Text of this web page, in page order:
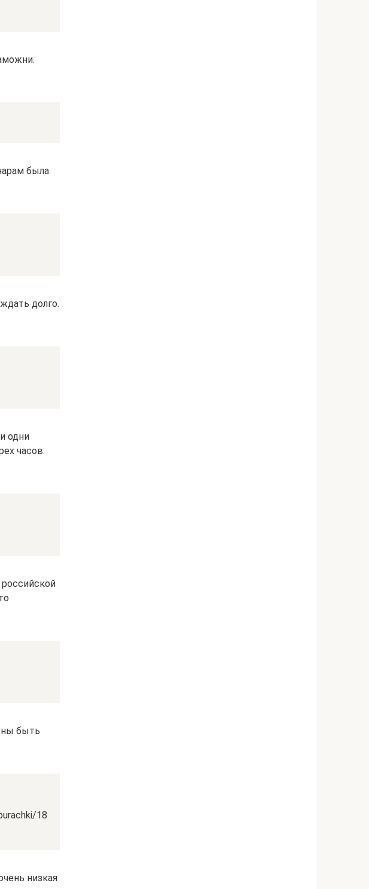
была
долго.
одни
часов.
быть
18
низкая